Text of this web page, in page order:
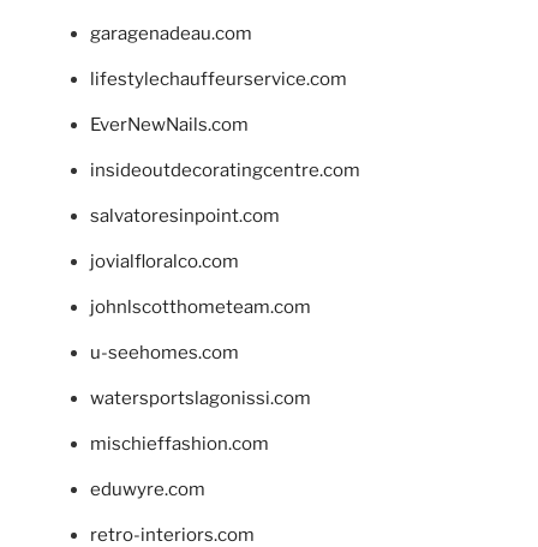
garagenadeau.com
lifestylechauffeurservice.com
EverNewNails.com
insideoutdecoratingcentre.com
salvatoresinpoint.com
jovialfloralco.com
johnlscotthometeam.com
u-seehomes.com
watersportslagonissi.com
mischieffashion.com
eduwyre.com
retro-interiors.com